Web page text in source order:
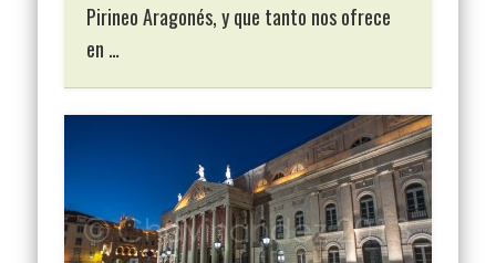
Pirineo Aragonés, y que tanto nos ofrece
en …